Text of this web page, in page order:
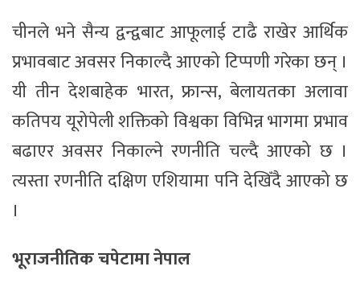
चीनले भने सैन्य द्वन्द्वबाट आफूलाई टाढै राखेर आर्थिक
प्रभावबाट अवसर निकाल्दै आएको टिप्पणी गरेका छन् ।
यी तीन देशबाहेक भारत, फ्रान्स, बेलायतका अलावा
कतिपय यूरोपेली शक्तिको विश्वका विभिन्न भागमा प्रभाव
बढाएर अवसर निकाल्ने रणनीति चल्दै आएको छ ।
त्यस्ता रणनीति दक्षिण एशियामा पनि देखिँदै आएको छ
।
भूराजनीतिक चपेटामा नेपाल